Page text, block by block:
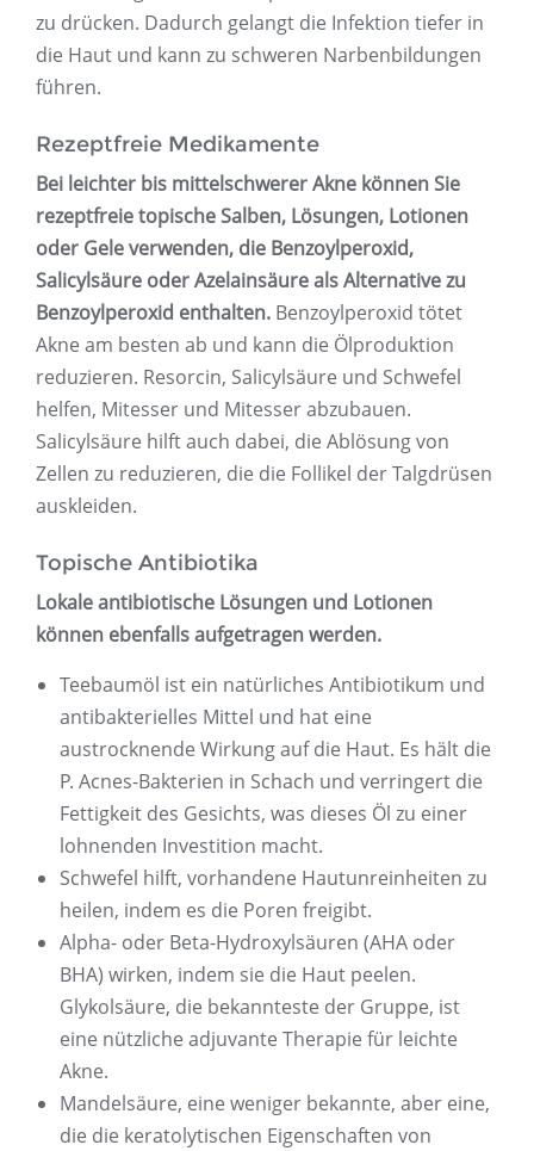
zu drücken. Dadurch gelangt die Infektion tiefer in
die Haut und kann zu schweren Narbenbildungen
führen.
Rezeptfreie Medikamente
Bei leichter bis mittelschwerer Akne können Sie
rezeptfreie topische Salben, Lösungen, Lotionen
oder Gele verwenden, die Benzoylperoxid,
Salicylsäure oder Azelainsäure als Alternative zu
Benzoylperoxid enthalten. Benzoylperoxid tötet
Akne am besten ab und kann die Ölproduktion
reduzieren. Resorcin, Salicylsäure und Schwefel
helfen, Mitesser und Mitesser abzubauen.
Salicylsäure hilft auch dabei, die Ablösung von
Zellen zu reduzieren, die die Follikel der Talgdrüsen
auskleiden.
Topische Antibiotika
Lokale antibiotische Lösungen und Lotionen
können ebenfalls aufgetragen werden.
Teebaumöl ist ein natürliches Antibiotikum und
antibakterielles Mittel und hat eine
austrocknende Wirkung auf die Haut. Es hält die
P. Acnes-Bakterien in Schach und verringert die
Fettigkeit des Gesichts, was dieses Öl zu einer
lohnenden Investition macht.
Schwefel hilft, vorhandene Hautunreinheiten zu
heilen, indem es die Poren freigibt.
Alpha- oder Beta-Hydroxylsäuren (AHA oder
BHA) wirken, indem sie die Haut peelen.
Glykolsäure, die bekannteste der Gruppe, ist
eine nützliche adjuvante Therapie für leichte
Akne.
Mandelsäure, eine weniger bekannte, aber eine,
die die keratolytischen Eigenschaften von